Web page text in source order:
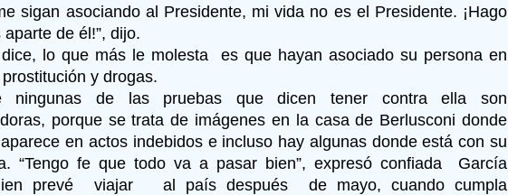
sigan asociando al Presidente, mi vida no es el Presidente. ¡Hago
de él!”, dijo.
lo que más le molesta es que hayan asociado su persona en
y drogas.
ningunas de las pruebas que dicen tener contra ella son
porque se trata de imágenes en la casa de Berlusconi donde
en actos indebidos e incluso hay algunas donde está con su
“Tengo fe que todo va a pasar bien”, expresó confiada García
prevé viajar al país después de mayo, cuando cumpla